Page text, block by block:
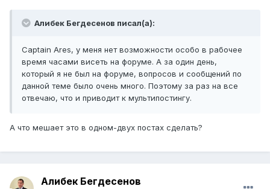
Алибек Бегдесенов писал(а):
Captain Ares, у меня нет возможности особо в рабочее
время часами висеть на форуме. А за один день,
который я не был на форуме, вопросов и сообщений по
данной теме было очень много. Поэтому за раз на все
отвечаю, что и приводит к мультипостингу.
А что мешает это в одном-двух постах сделать?
Алибек Бегдесенов